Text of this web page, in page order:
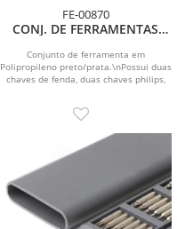
FE-00870
CONJ. DE FERRAMENTAS
PÇS
Conjunto de ferramenta em
Polipropileno preto/prata.\nPossui duas
chaves de fenda, duas chaves philips,